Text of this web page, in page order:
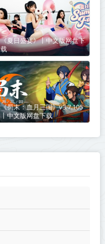
《夏日盛宴》丨中文版网盘下
载
《蜀末：血月三国》v3.7.105
丨中文版网盘下载